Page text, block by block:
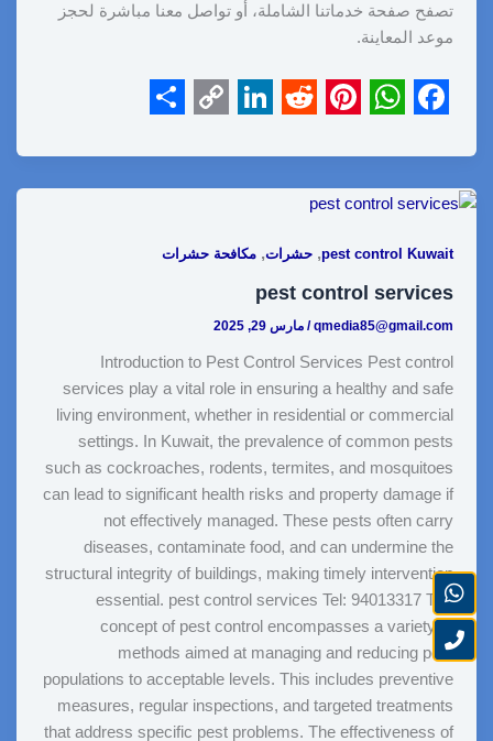
تصفح صفحة خدماتنا الشاملة، أو تواصل معنا مباشرة لحجز
موعد المعاينة.
a
c
e
o
o
k
h
a
t
A
p
p
i
n
r
e
s
t
e
d
t
i
e
d
I
n
o
n
k
h
r
e
pest control Kuwait
,حشرات,مكافحة حشرات
pest control services
qmedia85@gmail.com
/مارس 29, 2025
Introduction to Pest Control Services Pest control
services play a vital role in ensuring a healthy and safe
living environment, whether in residential or commercial
settings. In Kuwait, the prevalence of common pests
such as cockroaches, rodents, termites, and mosquitoes
can lead to significant health risks and property damage if
not effectively managed. These pests often carry
diseases, contaminate food, and can undermine the
structural integrity of buildings, making timely intervention
essential. pest control services Tel: 94013317 The
concept of pest control encompasses a variety of
methods aimed at managing and reducing pest
populations to acceptable levels. This includes preventive
measures, regular inspections, and targeted treatments
that address specific pest problems. The effectiveness of